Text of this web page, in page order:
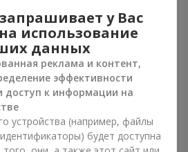
Композиция "Нежное
прикосновение"
Заказать
у Вас
использование
данных
реклама и контент,
эффективности
доступ к информации на
устройства (например, файлы
будет доступна